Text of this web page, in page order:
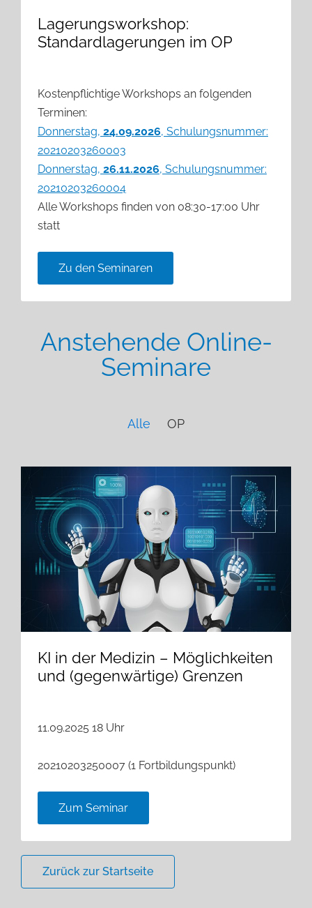
Lagerungsworkshop:
Standardlagerungen im OP
Kostenpflichtige Workshops an folgenden
Terminen:
Donnerstag, 24.09.2026, Schulungsnummer:
20210203260003
Donnerstag, 26.11.2026, Schulungsnummer:
20210203260004
Alle Workshops finden von 08:30-17:00 Uhr
statt
Zu den Seminaren
Anstehende Online-
Seminare
Alle OP
KI in der Medizin – Möglichkeiten
und (gegenwärtige) Grenzen
11.09.2025 18 Uhr
20210203250007 (1 Fortbildungspunkt)
Zum Seminar
Zurück zur Startseite